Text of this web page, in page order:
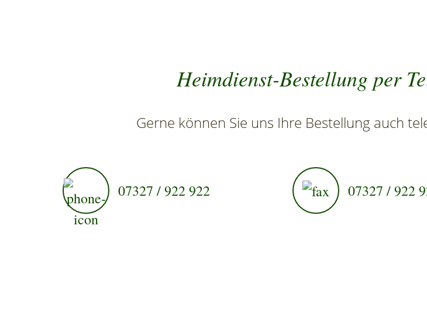
Heimdienst-Bestellung per
Gerne können Sie uns Ihre Bestellung auch
07327 / 922 922 07327 / 922